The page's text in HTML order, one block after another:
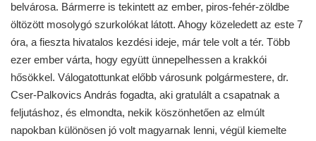
belvárosa. Bármerre is tekintett az ember, piros-fehér-zöldbe
öltözött mosolygó szurkolókat látott. Ahogy közeledett az este 7
óra, a fieszta hivatalos kezdési ideje, már tele volt a tér. Több
ezer ember várta, hogy együtt ünnepelhessen a krakkói
hősökkel. Válogatottunkat előbb városunk polgármestere, dr.
Cser-Palkovics András fogadta, aki gratulált a csapatnak a
feljutáshoz, és elmondta, nekik köszönhetően az elmúlt
napokban különösen jó volt magyarnak lenni, végül kiemelte